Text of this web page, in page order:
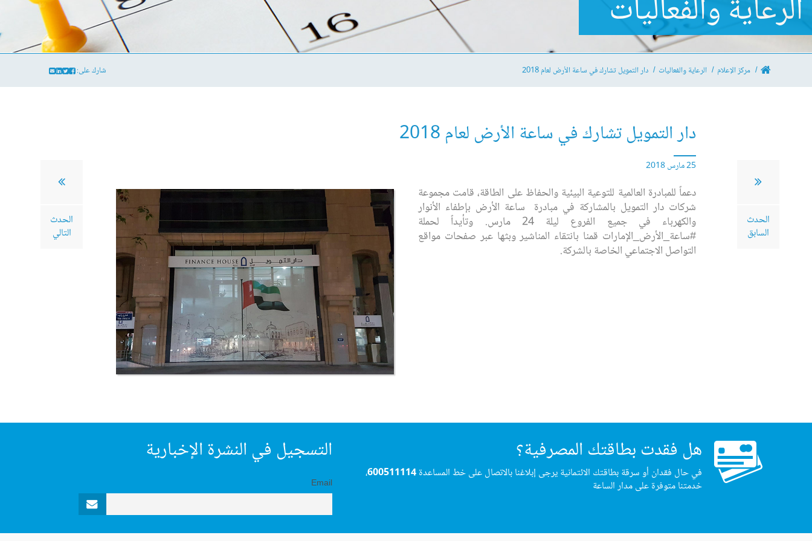
الرعاية والفعاليات
مركز الإعلام الرعاية والفعاليات دار التمويل تشارك في ساعة الأرض لعام 2018 شارك على:
الحدث
السابق
الحدث
التالي
دار التمويل تشارك في ساعة الأرض لعام 2018
25 مارس 2018
دعماً للمبادرة العالمية للتوعية البيئية والحفاظ على الطاقة، قامت مجموعة
شركات دار التمويل بالمشاركة في مبادرة ساعة الأرض بإطفاء الأنوار
والكهرباء في جميع الفروع ليلة 24 مارس. وتأيداً لحملة
#ساعة_الأرض_الإمارات قمنا بانتقاء المناشير وبثها عبر صفحات مواقع
التواصل الاجتماعي الخاصة بالشركة.
هل فقدت بطاقتك المصرفية؟
في حال فقدان أو سرقة بطاقتك الائتمانية يرجى إبلاغنا بالاتصال على خط المساعدة600511114،
خدمتنا متوفرة على مدار الساعة
التسجيل في النشرة الإخبارية
Email